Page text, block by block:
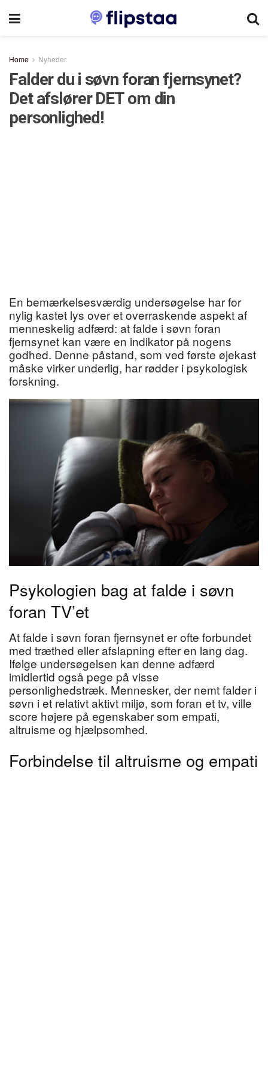
Home Nyheder
Falder du i søvn foran fjernsynet?
Det afslører DET om din
personlighed!
En bemærkelsesværdig undersøgelse har for
nylig kastet lys over et overraskende aspekt af
menneskelig adfærd: at falde i søvn foran
fjernsynet kan være en indikator på nogens
godhed. Denne påstand, som ved første øjekast
måske virker underlig, har rødder i psykologisk
forskning.
Psykologien bag at falde i søvn
foran TV’et
At falde i søvn foran fjernsynet er ofte forbundet
med træthed eller afslapning efter en lang dag.
Ifølge undersøgelsen kan denne adfærd
imidlertid også pege på visse
personlighedstræk. Mennesker, der nemt falder i
søvn i et relativt aktivt miljø, som foran et tv, ville
score højere på egenskaber som empati,
altruisme og hjælpsomhed.
Forbindelse til altruisme og empati